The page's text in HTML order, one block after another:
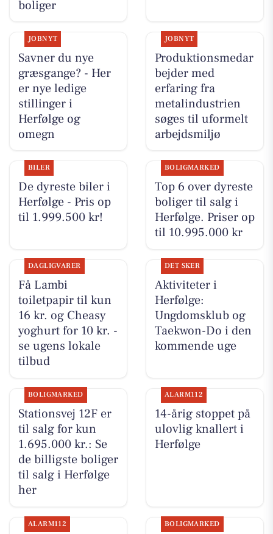
boliger
JOBNYT
Savner du nye
græsgange? - Her
er nye ledige
stillinger i
Herfølge og
omegn
JOBNYT
Produktionsmedar
bejder med
erfaring fra
metalindustrien
søges til uformelt
arbejdsmiljø
BILER
De dyreste biler i
Herfølge - Pris op
til 1.999.500 kr!
BOLIGMARKED
Top 6 over dyreste
boliger til salg i
Herfølge. Priser op
til 10.995.000 kr
DAGLIGVARER
Få Lambi
toiletpapir til kun
16 kr. og Cheasy
yoghurt for 10 kr. -
se ugens lokale
tilbud
DET SKER
Aktiviteter i
Herfølge:
Ungdomsklub og
Taekwon-Do i den
kommende uge
BOLIGMARKED
Stationsvej 12F er
til salg for kun
1.695.000 kr.: Se
de billigste boliger
til salg i Herfølge
her
ALARM112
14-årig stoppet på
ulovlig knallert i
Herfølge
ALARM112 BOLIGMARKED